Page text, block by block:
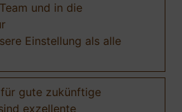
und in die
Einstellung als alle
gute zukünftige
exzellente